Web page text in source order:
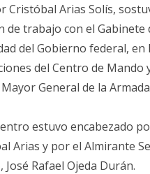
Cristóbal Arias Solís,
de trabajo con el Gabinete
del Gobierno federal, en
del Centro de Mando
General de la
estuvo encabezado
Arias y por el Almirante
José Rafael Ojeda Durán.